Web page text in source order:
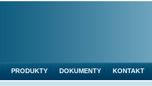
PRODUKTY DOKUMENTY KONTAKT